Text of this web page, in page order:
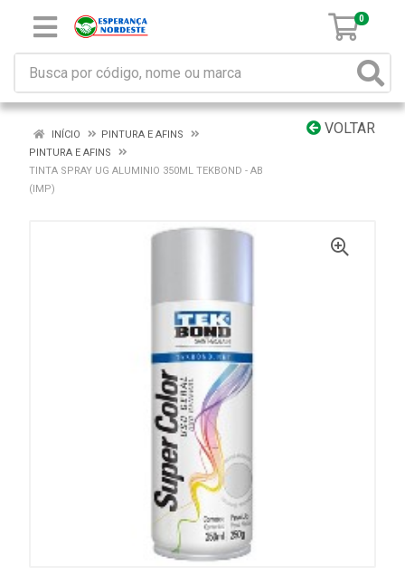
0
VOLTAR
INÍCIO
PINTURA E AFINS
PINTURA E AFINS
TINTA SPRAY UG ALUMINIO 350ML TEKBOND - AB
(IMP)